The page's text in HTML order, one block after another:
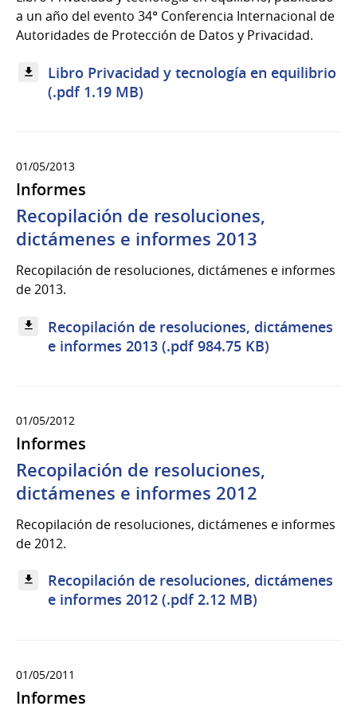
a un año del evento 34° Conferencia Internacional de
Autoridades de Protección de Datos y Privacidad.
Libro Privacidad y tecnología en equilibrio
(.pdf 1.19 MB)
01/05/2013
Informes
Recopilación de resoluciones,
dictámenes e informes 2013
Recopilación de resoluciones, dictámenes e informes
de 2013.
Recopilación de resoluciones, dictámenes
e informes 2013 (.pdf 984.75 KB)
01/05/2012
Informes
Recopilación de resoluciones,
dictámenes e informes 2012
Recopilación de resoluciones, dictámenes e informes
de 2012.
Recopilación de resoluciones, dictámenes
e informes 2012 (.pdf 2.12 MB)
01/05/2011
Informes